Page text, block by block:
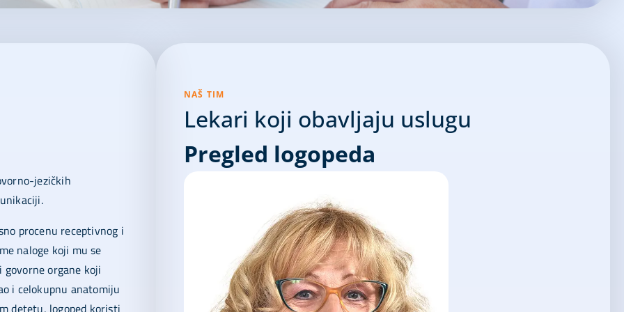
jezičkih
procenu receptivnog i
naloge koji mu se
govorne organe koji
i celokupnu anatomiju
NAŠ TIM
Lekari koji obavljaju uslugu
Pregled logopeda